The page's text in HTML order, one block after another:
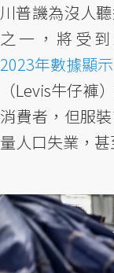
川普譏為沒人
之一，將受
2023年數據顯示
（Levis牛仔褲
消費者，但服
量人口失業，甚